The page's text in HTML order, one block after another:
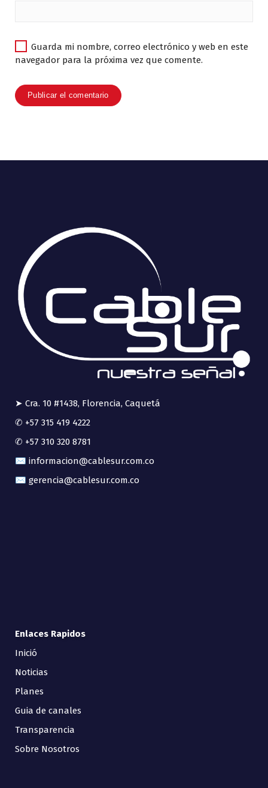
Guarda mi nombre, correo electrónico y web en este
navegador para la próxima vez que comente.
➤ Cra. 10 #1438, Florencia, Caquetá
✆ +57 315 419 4222
✆ +57 310 320 8781
✉ informacion@cablesur.com.co
✉ gerencia@cablesur.com.co
Enlaces Rapidos
Inició
Noticias
Planes
Guia de canales
Transparencia
Sobre Nosotros